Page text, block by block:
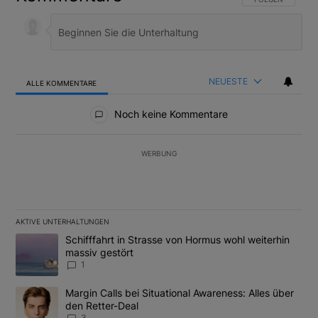
ALLE KOMMENTARE NEUESTE
Noch keine Kommentare
WERBUNG
AKTIVE UNTERHALTUNGEN
Das Folgende ist eine Liste der am meisten kommentierten
Ein Trendartikel mit dem Titel "Schifffahrt in Strasse von
Schifffahrt in Strasse von Hormus wohl weiterhin
massiv gestört
1
Ein Trendartikel mit dem Titel "Margin Calls bei Situational
Margin Calls bei Situational Awareness: Alles über
den Retter-Deal